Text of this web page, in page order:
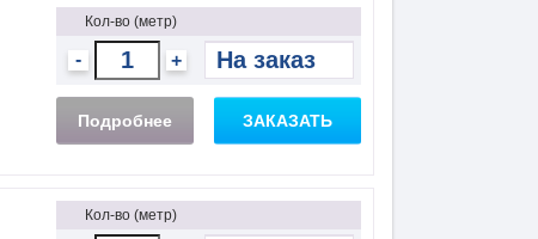
Кол-во (метр)
- +
Подробнее ЗАКАЗАТЬ
Кол-во (метр)